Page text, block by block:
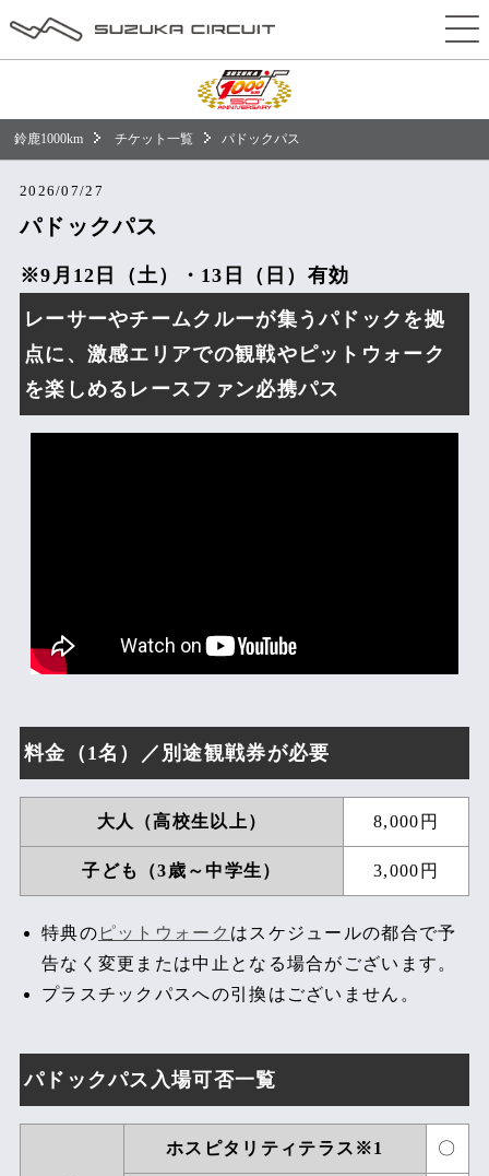
50回記念大会特別コンテンツ
タイムテーブル
イベント
アクセス
前売駐車場
当日駐車場
鈴鹿1000km チケット一覧 パドックパス
2026/07/27
パドックパス
※9月12日（土）・13日（日）有効
レーサーやチームクルーが集うパドックを拠
点に、激感エリアでの観戦やピットウォーク
を楽しめるレースファン必携パス
料金（1名）／別途観戦券が必要
大人（高校生以上） 8,000円
子ども（3歳～中学生） 3,000円
特典の ピットウォーク はスケジュールの都合で予
告なく変更または中止となる場合がございます。
プラスチックパスへの引換はございません。
パドックパス入場可否一覧
ホスピタリティテラス※1 〇